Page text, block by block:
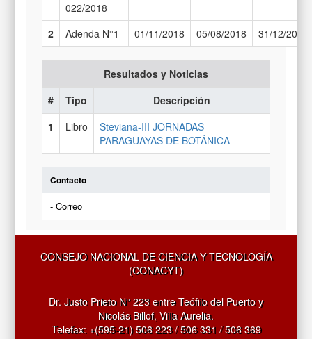
022/2018
2 Adenda N°1 01/11/2018 05/08/2018 31/12/2018
Resultados y Noticias
#
Tipo
Descripción
1
Libro
Steviana-III JORNADAS
PARAGUAYAS DE BOTÁNICA
Contacto
- Correo
CONSEJO NACIONAL DE CIENCIA Y TECNOLOGÍA
(CONACYT)
Dr. Justo Prieto N° 223 entre Teófilo del Puerto y
Nicolás Billof, Villa Aurelia.
Telefax: +(595-21) 506 223 / 506 331 / 506 369